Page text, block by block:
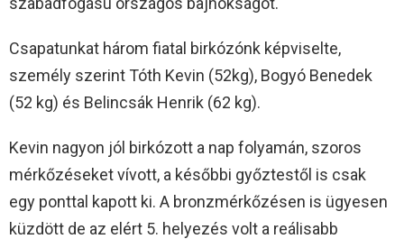
Csapatunkat három fiatal birkózónk képviselte,
személy szerint Tóth Kevin (52kg), Bogyó Benedek
(52 kg) és Belincsák Henrik (62 kg).
Kevin nagyon jól birkózott a nap folyamán, szoros
mérkőzéseket vívott, a későbbi győztestől is csak
egy ponttal kapott ki. A bronzmérkőzésen is ügyesen
küzdött de az elért 5. helyezés volt a reálisabb